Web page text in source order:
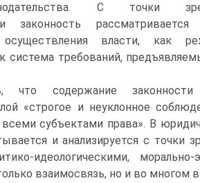
С точки
законность рассматривается
власти, как
система требований,
что содержание
«строгое и неуклонное
субъектами права». В
и анализируется с точки
идеологическими,
взаимосвязь, но и во многом